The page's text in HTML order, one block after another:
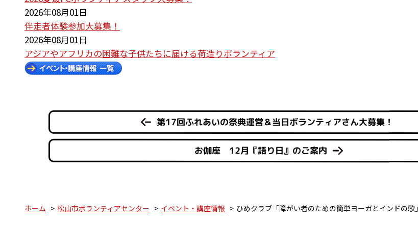
2026年08月01日
伴走者体験参加大募集！
2026年08月01日
アジアやアフリカの困難な子供たちに届ける荷造りボランティア
第17回ふれあいの祭典運営＆当日ボランティアさん大募集！
お伽座 12月『語り日』のご案内
ホーム 松山市ボランティアセンター イベント・講座情報 ひめクラブ「障がい者のための簡単ヨーガとインドの歌」